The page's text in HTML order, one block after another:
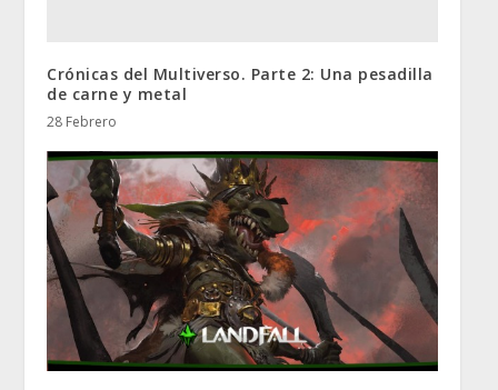
Crónicas del Multiverso. Parte 2: Una pesadilla
de carne y metal
28 Febrero